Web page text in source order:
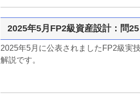
2025年5月FP2級資産設計：問
2025年5月に公表されましたFP2級実
解説です。